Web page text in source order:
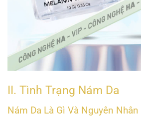
II. Tình Trạng Nám Da
Nám Da Là Gì Và Nguyên